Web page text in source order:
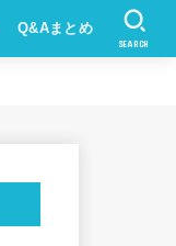
Q&Aまとめ
SEARCH